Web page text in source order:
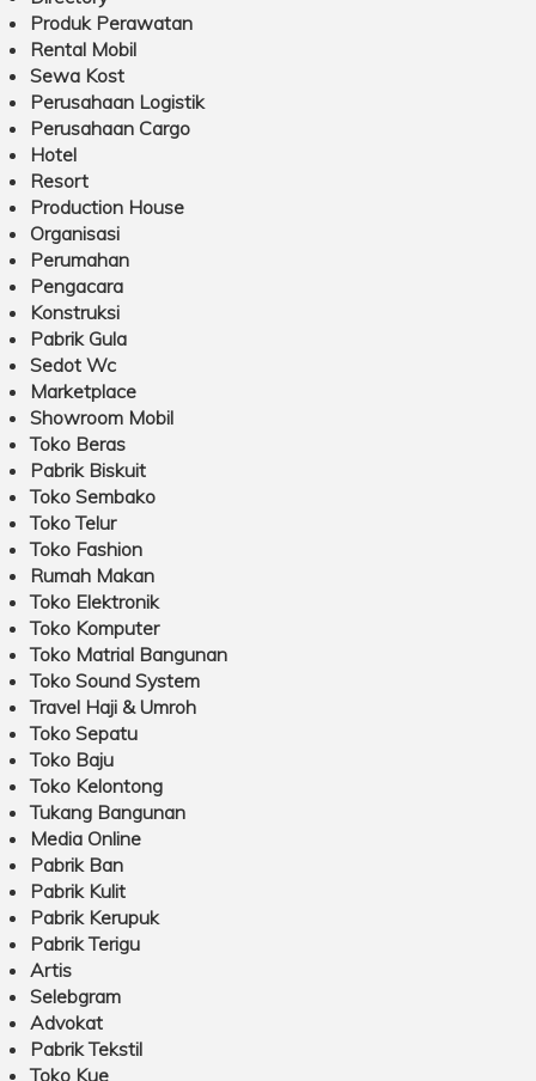
Produk Perawatan
Rental Mobil
Sewa Kost
Perusahaan Logistik
Perusahaan Cargo
Hotel
Resort
Production House
Organisasi
Perumahan
Pengacara
Konstruksi
Pabrik Gula
Sedot Wc
Marketplace
Showroom Mobil
Toko Beras
Pabrik Biskuit
Toko Sembako
Toko Telur
Toko Fashion
Rumah Makan
Toko Elektronik
Toko Komputer
Toko Matrial Bangunan
Toko Sound System
Travel Haji & Umroh
Toko Sepatu
Toko Baju
Toko Kelontong
Tukang Bangunan
Media Online
Pabrik Ban
Pabrik Kulit
Pabrik Kerupuk
Pabrik Terigu
Artis
Selebgram
Advokat
Pabrik Tekstil
Toko Kue